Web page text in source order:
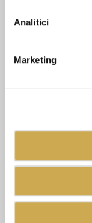
Analitici
Marketing